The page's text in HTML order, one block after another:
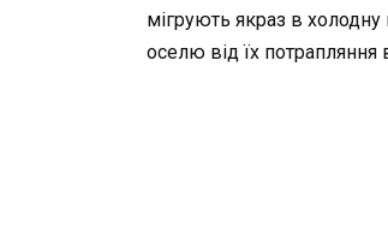
мігрують якраз в холодну
оселю від їх потрапляння